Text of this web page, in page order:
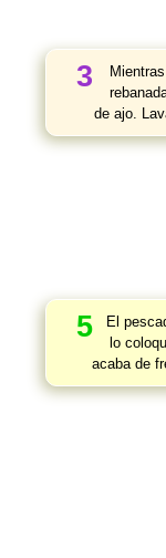
3
de ajo.
5
El
lo
acaba de